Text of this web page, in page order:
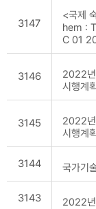
3147
<국제
hem :
C 01
3146
2022년
시행계
3145
2022년
시행계
3144 국가기
3143 2022년